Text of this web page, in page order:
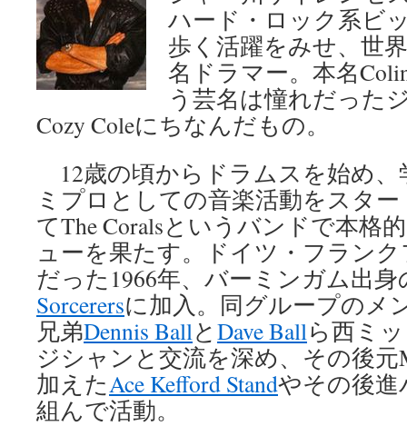
ス
キ
ッ
ハード・ロック系ビ
歩く活躍をみせ、世
名ドラマー。本名
う芸名は憧れだった
Cozy Coleにちなんだもの。
12歳の頃からドラムスを始め
ミプロとしての音楽活動をスタ
てThe Coralsというバンドで本格
ューを果たす。ドイツ・フラン
だった1966年、バーミンガム出
Sorcerersに加入。同グループのメ
兄弟Dennis BallとDave Ballら西ミ
ジシャンと交流を深め、その後元
加えたAce Kefford Standやその後進
組んで活動。